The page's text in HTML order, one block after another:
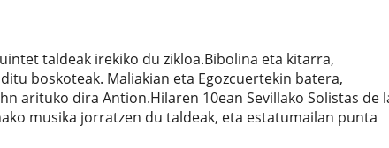
taldeak irekiko du zikloa.Bibolina eta kitarra,
boskoteak. Maliakian eta Egozcuertekin batera,
arituko dira Antion.Hilaren 10ean Sevillako Solistas de
musika jorratzen du taldeak, eta estatumailan punta